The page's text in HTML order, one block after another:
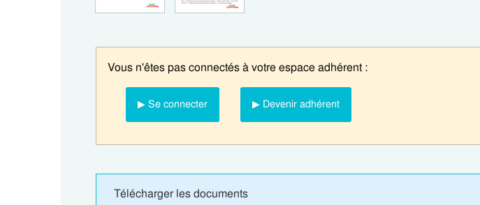
Vous n'êtes pas connectés à votre espace adhérent :
▶ Se connecter ▶ Devenir adhérent
Télécharger les documents